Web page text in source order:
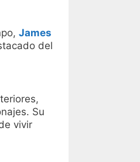
James
del
Su
vivir